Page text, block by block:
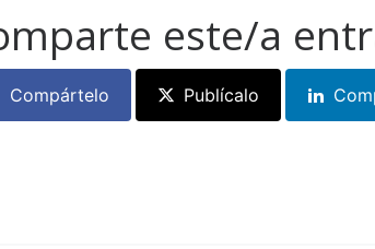
este/a
Compártelo Publícalo